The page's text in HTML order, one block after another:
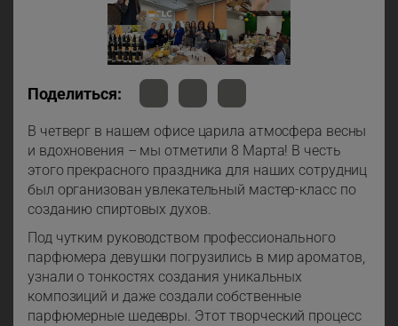
Поделиться:
В четверг в нашем офисе царила атмосфера весны
и вдохновения – мы отметили 8 Марта! В честь
этого прекрасного праздника для наших сотрудниц
был организован увлекательный мастер-класс по
созданию спиртовых духов.
Под чутким руководством профессионального
парфюмера девушки погрузились в мир ароматов,
узнали о тонкостях создания уникальных
композиций и даже создали собственные
парфюмерные шедевры. Этот творческий процесс